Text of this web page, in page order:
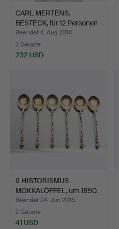
CARL MERTENS.
BESTECK, für 12 Personen
mit…
Beendet 4. Aug 2014
2 Gebote
232 USD
6 HISTORISMUS
MOKKALÖFFEL, um 1890.
Beendet 24. Jun 2015
2 Gebote
41 USD